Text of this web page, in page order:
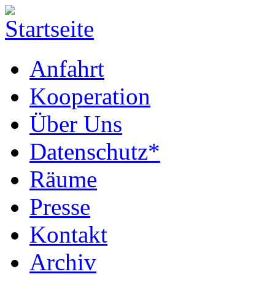
Anfahrt
Kooperation
Über Uns
Datenschutz*
Räume
Presse
Kontakt
Archiv